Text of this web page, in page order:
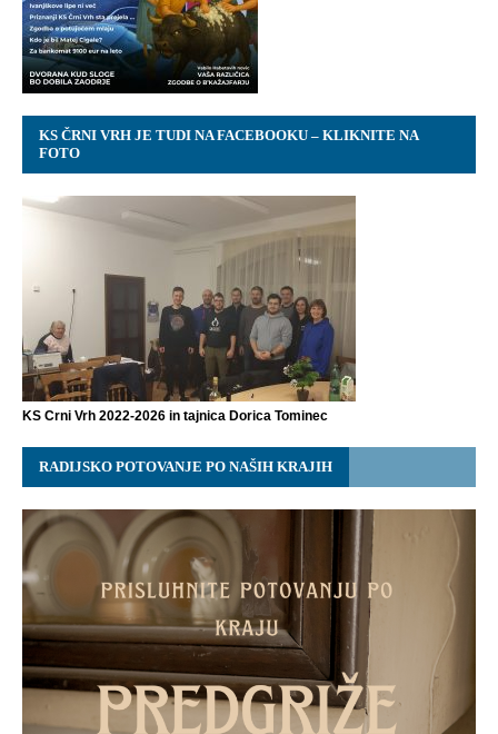
KS ČRNI VRH JE TUDI NA FACEBOOKU – KLIKNITE NA
FOTO
KS Crni Vrh 2022-2026 in tajnica Dorica Tominec
RADIJSKO POTOVANJE PO NAŠIH KRAJIH